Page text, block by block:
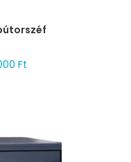
Ft